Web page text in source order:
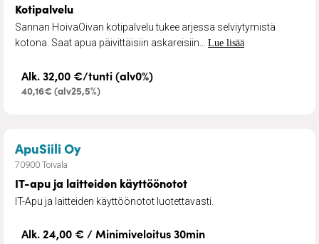
Kotipalvelu
Sannan HoivaOivan kotipalvelu tukee arjessa selviytymistä
kotona. Saat apua päivittäisiin askareisiin... Lue lisää
Alk. 32,00 €/tunti (alv0%)
40,16€ (alv25,5%)
ApuSiili Oy– IT-apu ja laitteiden käyttöönotot
70900 Toivala
IT-apu ja laitteiden käyttöönotot
IT-Apu ja laitteiden käyttöönotot luotettavasti.
Alk. 24,00 € / Minimiveloitus 30min